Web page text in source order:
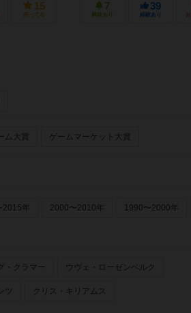
15
持ってる
7
興味あり
39
経験あり
大賞 ゲームマーケット大賞
年 2000〜2010年 1990〜2000年
・クラマー ウヴェ・ローゼンベルク
ツ クリス・キリアムス